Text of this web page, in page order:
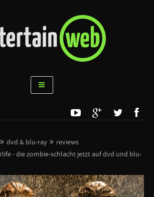
dvd & blu-ray
reviews
- die zombie-schlacht jetzt auf dvd und blu-